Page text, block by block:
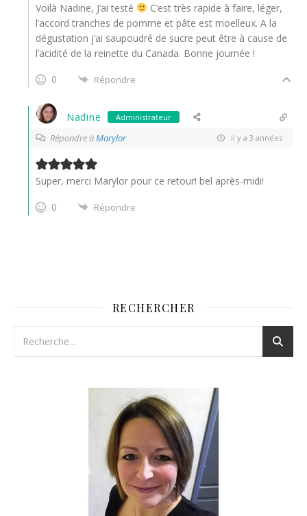
Voilà Nadine, J’ai testé
C’est très rapide à faire, léger,
l’accord tranches de pomme et pâte est moelleux. A la
dégustation j’ai saupoudré de sucre peut être à cause de
l’acidité de la reinette du Canada. Bonne journée !
0
Répondre
Nadine Administrateur
Répondre àMarylor il y a 3 années
Super, merci Marylor pour ce retour! bel après-midi!
0
Répondre
RECHERCHER